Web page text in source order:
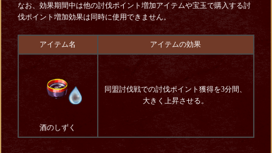
なお、効果期間中は他の討伐ポイント増加アイテムや宝玉で購入する討
伐ポイント増加効果は同時に使用できません。
アイテム名 アイテムの効果
酒のしずく
同盟討伐戦での討伐ポイント獲得を3分間、
大きく上昇させる。